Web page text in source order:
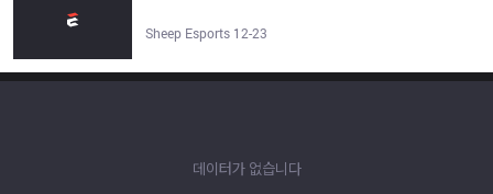
Sheep Esports 12-23
데이터가 없습니다